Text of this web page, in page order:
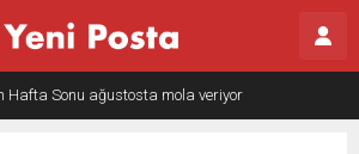
geleceği: Teknokratik kontrol mü, kolonializm mi?